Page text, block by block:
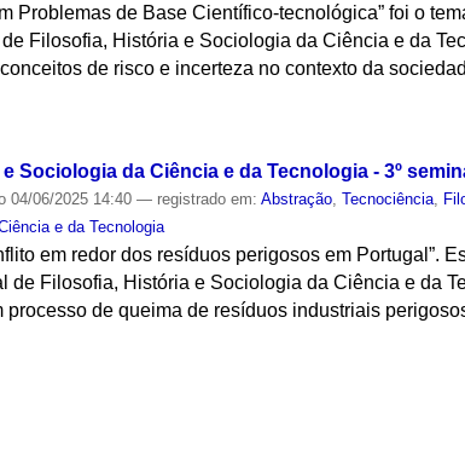
Problemas de Base Científico-tecnológica” foi o
Filosofia, História e Sociologia da Ciência e da
de risco e incerteza no contexto da
Sociologia da Ciência e da Tecnologia - 3º
04/06/2025 14:40— registrado em:Abstração ,Tecnociência
e da Tecnologia
em redor dos resíduos perigosos em Portugal”.
de Filosofia, História e Sociologia da Ciência e da
de queima de resíduos industriais